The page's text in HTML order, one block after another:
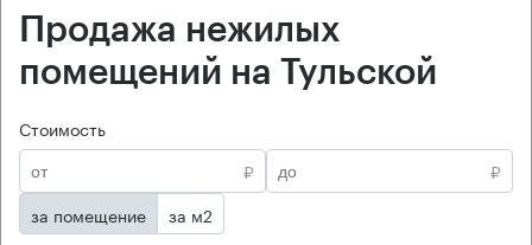
Продажа нежилых
помещений на Тульской
Стоимость
₽
₽
за помещение
за м2